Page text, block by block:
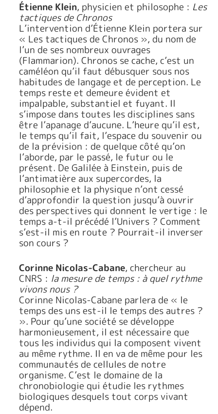
Étienne Klein, physicien et philosophe : Les
tactiques de Chronos
L’intervention d’Étienne Klein portera sur
« Les tactiques de Chronos », du nom de
l’un de ses nombreux ouvrages
(Flammarion). Chronos se cache, c’est un
caméléon qu’il faut débusquer sous nos
habitudes de langage et de perception. Le
temps reste et demeure évident et
impalpable, substantiel et fuyant. Il
s’impose dans toutes les disciplines sans
être l’apanage d’aucune. L’heure qu’il est,
le temps qu’il fait, l’espace du souvenir ou
de la prévision : de quelque côté qu’on
l’aborde, par le passé, le futur ou le
présent. De Galilée à Einstein, puis de
l’antimatière aux supercordes, la
philosophie et la physique n’ont cessé
d’approfondir la question jusqu’à ouvrir
des perspectives qui donnent le vertige : le
temps a-t-il précédé l’Univers ? Comment
s’est-il mis en route ? Pourrait-il inverser
son cours ?
Corinne Nicolas-Cabane, chercheur au
CNRS : la mesure de temps : à quel rythme
vivons nous ?
Corinne Nicolas-Cabane parlera de « le
temps des uns est-il le temps des autres ?
». Pour qu’une société se développe
harmonieusement, il est nécessaire que
tous les individus qui la composent vivent
au même rythme. Il en va de même pour les
communautés de cellules de notre
organisme. C’est le domaine de la
chronobiologie qui étudie les rythmes
biologiques desquels tout corps vivant
dépend.